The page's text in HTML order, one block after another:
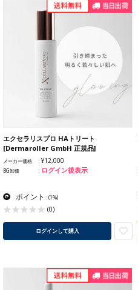
エクセラリスプロ HAトリート
[Dermaroller GmbH 正規品]
メーカー価格 ¥12,000
BG卸価 ログイン後表示
ポイント :(1%)
(0)
ログインして購入